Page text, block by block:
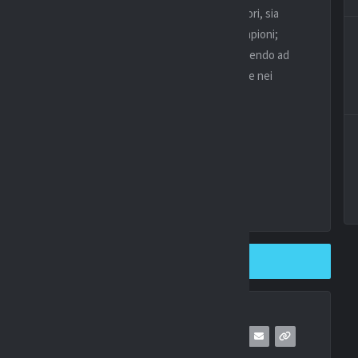
dimostrato di essere anche due ottimi comunicatori, sia
una volta di essere un perfetto gestore di campioni;
in maniera certosina il valore della sua rosa, riuscendo ad
limite può essere superato, basta credere nei